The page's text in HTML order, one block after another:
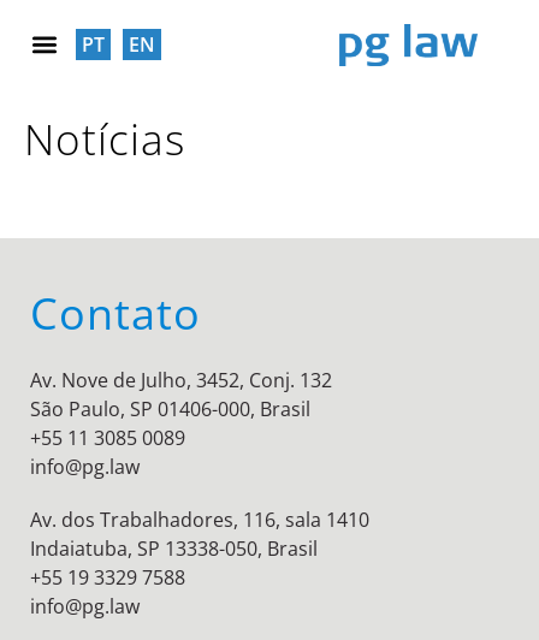
PT EN
Notícias
Contato
Av. Nove de Julho, 3452, Conj. 132
São Paulo, SP 01406-000, Brasil
+55 11 3085 0089
info@pg.law
Av. dos Trabalhadores, 116, sala 1410
Indaiatuba, SP 13338-050, Brasil
+55 19 3329 7588
info@pg.law